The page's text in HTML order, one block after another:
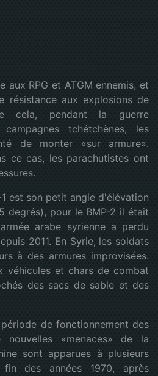
aux RPG et ATGM ennemis, et
résistance aux explosions de
cela, pendant la guerre
tchétchènes, les
de monter «sur armure».
ce cas, les parachutistes ont
est son petit angle d'élévation
degrés), pour le BMP-2 il était
arabe syrienne a perdu
2011. En Syrie, les soldats
à des armures improvisées.
véhicules et chars de combat
des sacs de sable et des
de fonctionnement des
nouvelles «menaces» de la
sont apparues à plusieurs
des années 1970, après